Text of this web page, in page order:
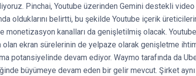
Pinchai, Youtube üzerinden Gemini destekli video
olduklarını belirtti, bu şekilde Youtube içerik
monetizasyon kanalları da genişletilmiş olacak.
olan ekran sürelerinin de yelpaze olarak genişletme
potansiyelinde devam ediyor. Waymo tarafında da
büyümeye devam eden bir gelir mevcut. Şirket